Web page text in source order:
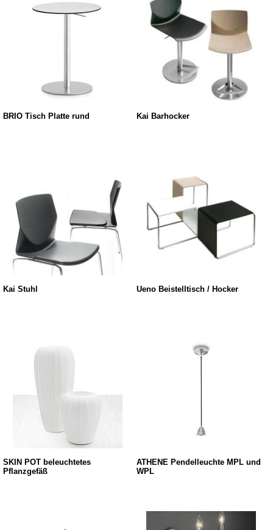
BRIO Tisch Platte rund Kai Barhocker
Kai Stuhl Ueno Beistelltisch / Hocker
SKIN POT beleuchtetes
Pflanzgefäß
ATHENE Pendelleuchte MPL und
WPL